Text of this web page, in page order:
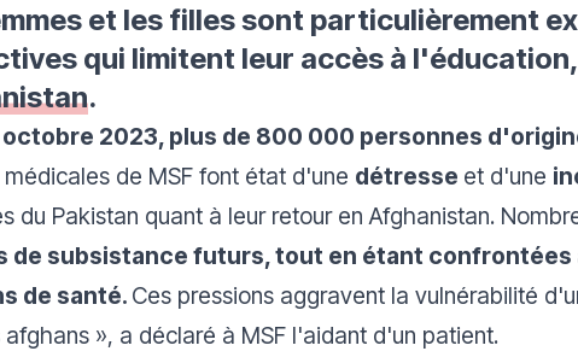
et les filles sont particulièrement
qui limitent leur accès à
.
2023, plus de 800 000 personnes
de MSF font état d'une détresse et d'une
du Pakistan quant à leur retour en Afghanistan.
de subsistance futurs, tout en étant
de santé. Ces pressions aggravent la vulnérabilité
afghans », a déclaré à MSF l'aidant d'un patient.